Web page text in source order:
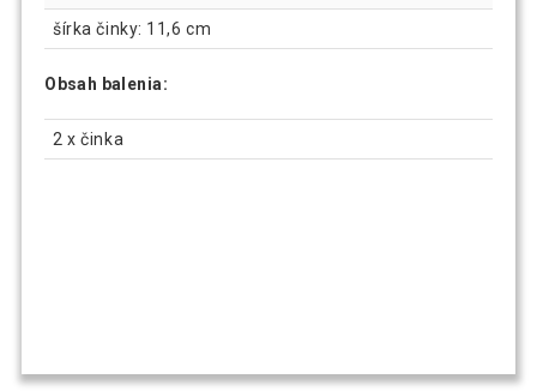
šírka činky: 11,6 cm
Obsah balenia:
2 x činka